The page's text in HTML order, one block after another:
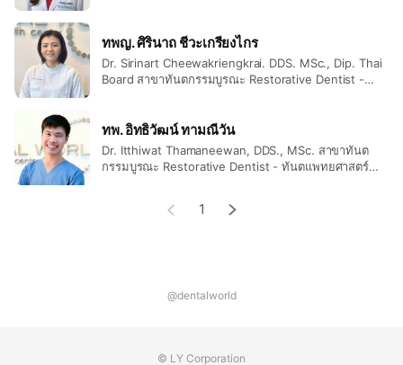
Restorative Dentistry
ทพญ. ศิรินาถ ชีวะเกรียงไกร
Dr. Sirinart Cheewakriengkrai. DDS. MSc., Dip. Thai
Board สาขาทันตกรรมบูรณะ Restorative Dentist -
Doctor of Dental Surgery (DDS.) - Higher Grad. Dip.
In Clin. Sc. (Restorative Dentistry) - Diplomate Thai
Board in Restorative Dentistry
ทพ. อิทธิวัฒน์ ทามณีวัน
Dr. Itthiwat Thamaneewan, DDS., MSc. สาขาทันต
กรรมบูรณะ Restorative Dentist - ทันตแพทยศาสตร์
Science in Restorative Dentistry
1
@dentalworld
© LY Corporation